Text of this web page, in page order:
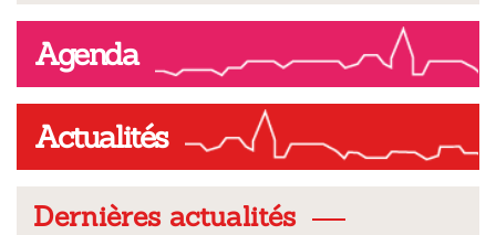
Agenda
Actualités
Dernières actualités